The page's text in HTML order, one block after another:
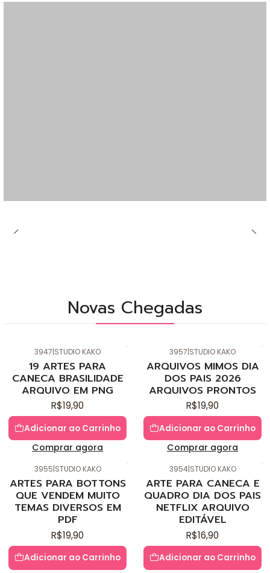
Novas Chegadas
3947|STUDIO KAKO
19 ARTES PARA
CANECA BRASILIDADE
ARQUIVO EM PNG
R$19,90
Adicionar ao Carrinho
Comprar agora
3957|STUDIO KAKO
ARQUIVOS MIMOS DIA
DOS PAIS 2026
ARQUIVOS PRONTOS
R$19,90
Adicionar ao Carrinho
Comprar agora
3955|STUDIO KAKO
ARTES PARA BOTTONS
QUE VENDEM MUITO
TEMAS DIVERSOS EM
PDF
R$19,90
Adicionar ao Carrinho
3954|STUDIO KAKO
ARTE PARA CANECA E
QUADRO DIA DOS PAIS
NETFLIX ARQUIVO
EDITÁVEL
R$16,90
Adicionar ao Carrinho